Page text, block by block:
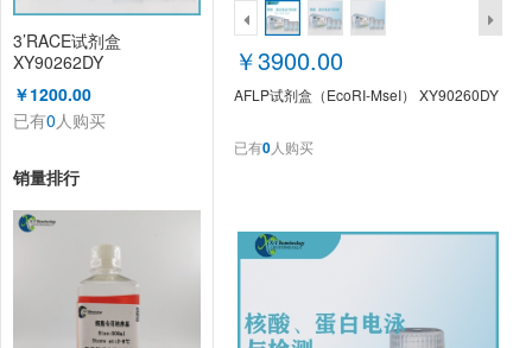
3’RACE试剂盒
XY90262DY
￥1200.00
已有0人购买
销量排行
￥3900.00
AFLP试剂盒（EcoRI-MseI） XY90260DY
已有0人购买